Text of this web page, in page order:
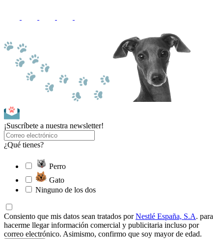
¡Suscríbete a nuestra newsletter!
¿Qué tienes?
Perro
Gato
Ninguno de los dos
Consiento que mis datos sean tratados porNestlé España, S.A. para
hacerme llegar información comercial y publicitaria incluso por
correo electrónico. Asimismo, confirmo que soy mayor de edad.